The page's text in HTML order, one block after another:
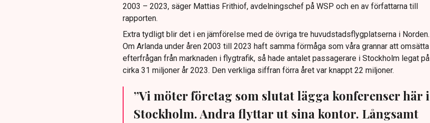
2003 – 2023, säger Mattias Frithiof, avdelningschef på WSP och en av författarna till
rapporten.
Extra tydligt blir det i en jämförelse med de övriga tre huvudstadsflygplatserna i Norden.
Om Arlanda under åren 2003 till 2023 haft samma förmåga som våra grannar att omsätta
efterfrågan från marknaden i flygtrafik, så hade antalet passagerare i Stockholm legat på
cirka 31 miljoner år 2023. Den verkliga siffran förra året var knappt 22 miljoner.
”Vi möter företag som slutat lägga konferenser här i
Stockholm. Andra flyttar ut sina kontor. Långsamt